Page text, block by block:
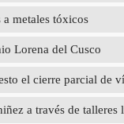
a metales tóxicos
Lorena del Cusco
el cierre parcial de
a través de talleres